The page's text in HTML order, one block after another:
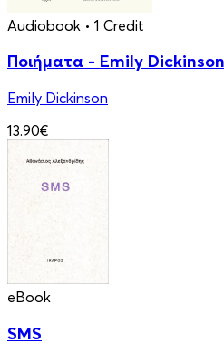
Audiobook • 1 Credit
Ποιήματα - Emily Dickinson
Emily Dickinson
13.90€
eBook
SMS